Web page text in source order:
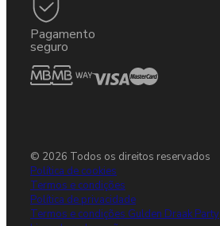
Pagamento
seguro
© 2026 Todos os direitos reservados
Política de cookies
Termos e condições
Política de privacidade
Termos e condições Gulden Draak Party